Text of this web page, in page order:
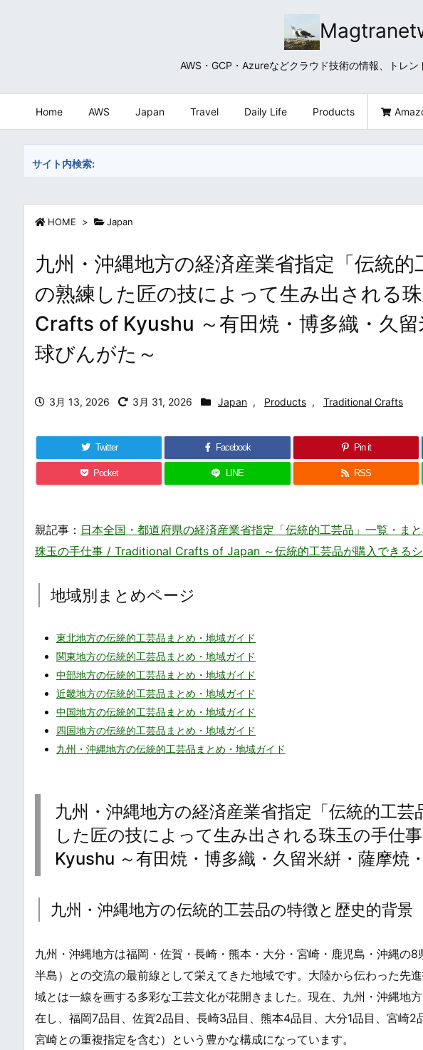
AWS・GCP・Azureなどクラウド技術の情報、トレ
Home AWS Japan Travel Daily Life Products
サイト内検索:
HOME > Japan
九州・沖縄地方の経済産業省指定「伝統的
の熟練した匠の技によって生み出される
Crafts of Kyushu ～有田焼・博多織・久
球びんがた～
3月 13, 2026 3月 31, 2026 Japan , Products , Traditional Crafts
Twitter Facebook Pin it
Pocket LINE RSS
親記事： 日本全国・都道府県の経済産業省指定「伝統的工芸品」一覧・ま
珠玉の手仕事 / Traditional Crafts of Japan ～伝統的工芸品が購入できる
地域別まとめページ
東北地方の伝統的工芸品まとめ・地域ガイド
関東地方の伝統的工芸品まとめ・地域ガイド
中部地方の伝統的工芸品まとめ・地域ガイド
近畿地方の伝統的工芸品まとめ・地域ガイド
中国地方の伝統的工芸品まとめ・地域ガイド
四国地方の伝統的工芸品まとめ・地域ガイド
九州・沖縄地方の伝統的工芸品まとめ・地域ガイド
九州・沖縄地方の経済産業省指定「伝統的工
した匠の技によって生み出される珠玉の手仕
Kyushu ～有田焼・博多織・久留米絣・薩摩焼
九州・沖縄地方の伝統的工芸品の特徴と歴史的背景
九州・沖縄地方は福岡・佐賀・長崎・熊本・大分・宮崎・鹿児島・沖縄の
半島）との交流の最前線として栄えてきた地域です。大陸から伝わった先
域とは一線を画する多彩な工芸文化が花開きました。現在、九州・沖縄地
在し、福岡7品目、佐賀2品目、長崎3品目、熊本4品目、大分1品目、宮崎2
宮崎との重複指定を含む）という豊かな構成になっています。